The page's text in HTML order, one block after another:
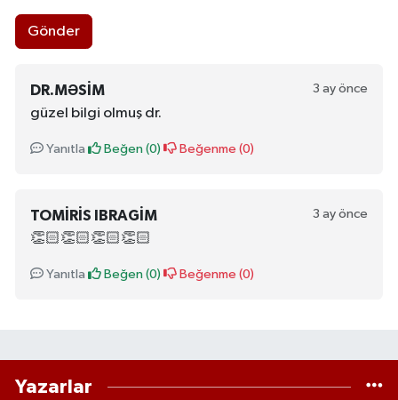
Gönder
DR.MƏSIM 3 ay önce
güzel bilgi olmuş dr.
Yanıtla Beğen (0) Beğenme (0)
TOMIRIS IBRAGIM 3 ay önce
👏🏻👏🏻👏🏻👏🏻
Yanıtla Beğen (0) Beğenme (0)
Yazarlar